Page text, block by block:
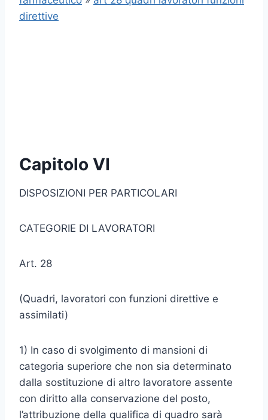
direttive
Capitolo VI
DISPOSIZIONI PER PARTICOLARI
CATEGORIE DI LAVORATORI
Art. 28
(Quadri, lavoratori con funzioni direttive e
assimilati)
1) In caso di svolgimento di mansioni di
categoria superiore che non sia determinato
dalla sostituzione di altro lavoratore assente
con diritto alla conservazione del posto,
l’attribuzione della qualifica di quadro sarà